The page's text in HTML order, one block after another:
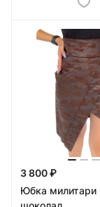
3 800 ₽
Юбка милитари